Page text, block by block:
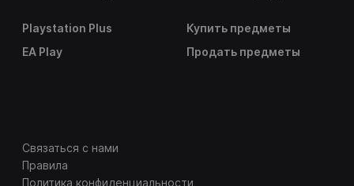
Playstation Plus
EA Play
Купить предметы
Продать предметы
Связаться с нами
Правила
Политика конфиденциальности